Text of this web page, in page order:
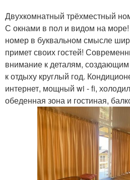
Двухкомнатный трёхместный
С окнами в пол и видом на
номер в буквальном смысле
примет своих гостей!
внимание к деталям,
к отдыху круглый год.
интернет, мощный wi - fi,
обеденная зона и гостиная,